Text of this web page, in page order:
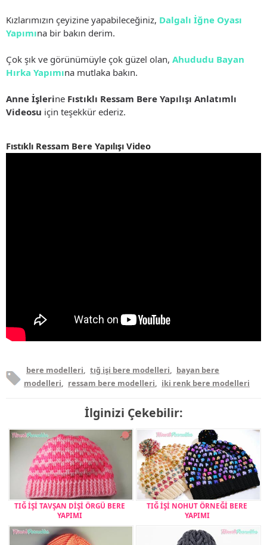
Kızlarımızın çeyizine yapabileceğiniz, Dalgalı İğne Oyası
Yapımına bir bakın derim.
Çok şık ve görünümüyle çok güzel olan, Ahududu Bayan
Hırka Yapımına mutlaka bakın.
Anne İşlerine Fıstıklı Ressam Bere Yapılışı Anlatımlı
Videosu için teşekkür ederiz.
Fıstıklı Ressam Bere Yapılışı Video
bere modelleri, tığ işi bere modelleri, bayan bere
modelleri, ressam bere modelleri, iki renk bere modelleri
İlginizi Çekebilir:
TIĞ İŞİ TAVŞAN DİŞİ ÖRGÜ BERE
YAPIMI
TIĞ İŞİ NOHUT ÖRNEĞİ BERE
YAPIMI